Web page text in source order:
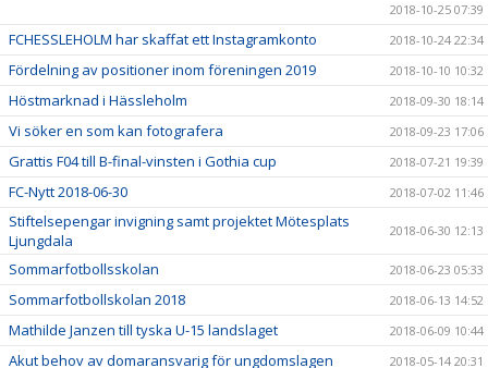
2018-10-25 07:39
FCHESSLEHOLM har skaffat ett Instagramkonto 2018-10-24 22:34
Fördelning av positioner inom föreningen 2019 2018-10-10 10:32
Höstmarknad i Hässleholm 2018-09-30 18:14
Vi söker en som kan fotografera 2018-09-23 17:06
Grattis F04 till B-final-vinsten i Gothia cup 2018-07-21 19:39
FC-Nytt 2018-06-30 2018-07-02 11:46
Stiftelsepengar invigning samt projektet Mötesplats
Ljungdala
2018-06-30 12:13
Sommarfotbollsskolan 2018-06-23 05:33
Sommarfotbollskolan 2018 2018-06-13 14:52
Mathilde Janzen till tyska U-15 landslaget 2018-06-09 10:44
Akut behov av domaransvarig för ungdomslagen 2018-05-14 20:31